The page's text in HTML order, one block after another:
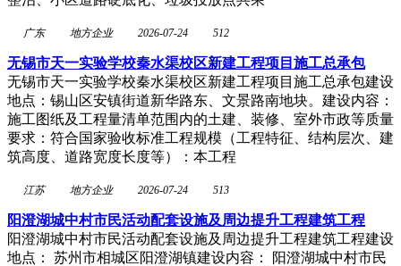
广东 地方企业 2026-07-24 512
无锡市天一实验学校秦水渠校区新建工程项目施工总承包
无锡市天一实验学校秦水渠校区新建工程项目施工总承包建设
地点：锡山区安镇街道新华路东、文景路南地块。建设内容：
施工图纸及工程量清单范围内的土建、装修、室外市政等质量
要求：符合国家验收标准工程规模（工程特征、结构层次、建
筑高度、道路宽度长度等）：本工程
江苏 地方企业 2026-07-24 513
阳澄湖城中村市民活动配套设施及周边提升工程建筑工程
阳澄湖城中村市民活动配套设施及周边提升工程建筑工程建设
地点： 苏州市相城区阳澄湖镇建设内容： 阳澄湖城中村市民